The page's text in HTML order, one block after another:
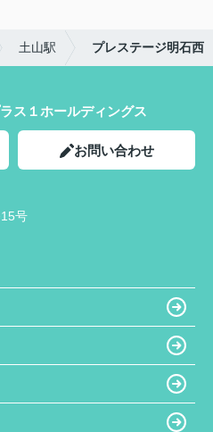
土山駅 プレステージ明石西
ス１ホールディングス
お問い合わせ
号